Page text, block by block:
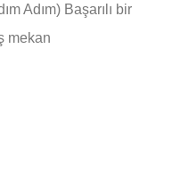
Adım) Başarılı bir
mekan